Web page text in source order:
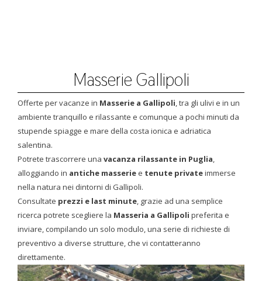
Masserie Gallipoli
Offerte per vacanze in Masserie a Gallipoli, tra gli ulivi e in un
ambiente tranquillo e rilassante e comunque a pochi minuti da
stupende spiagge e mare della costa ionica e adriatica
salentina.
Potrete trascorrere una vacanza rilassante in Puglia,
alloggiando in antiche masserie e tenute privateimmerse
nella natura nei dintorni di Gallipoli.
Consultate prezzi e last minute, grazie ad una semplice
ricerca potrete scegliere la Masseria a Gallipoli preferita e
inviare, compilando un solo modulo, una serie di richieste di
preventivo a diverse strutture, che vi contatteranno
direttamente.